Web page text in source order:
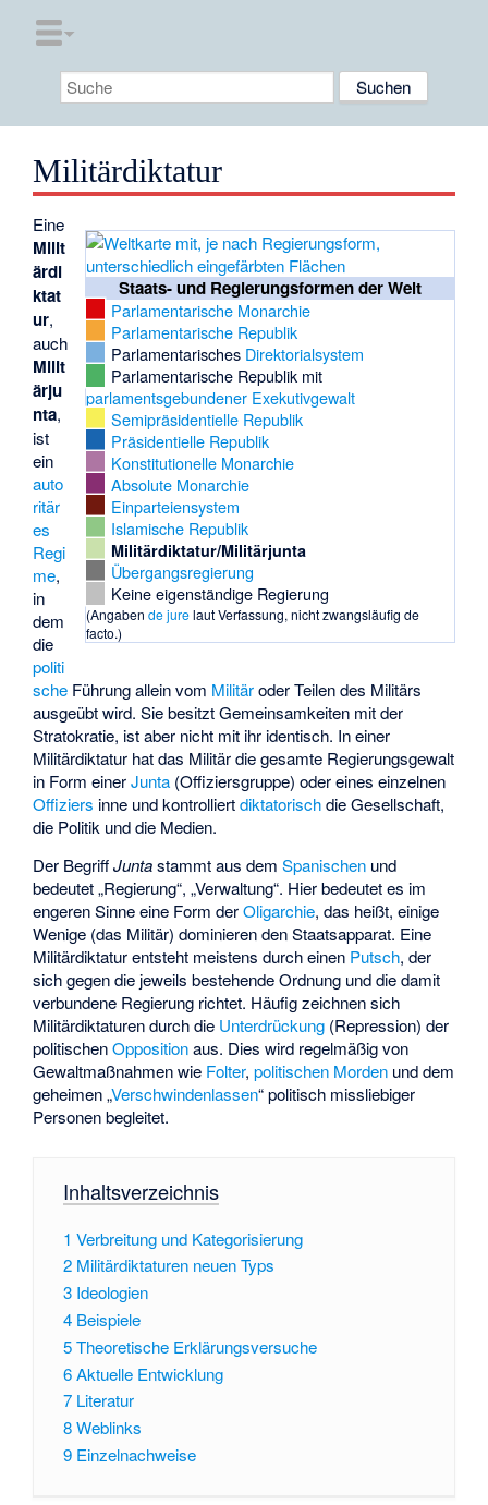
Militärdiktatur
Staats- und Regierungsformen der Welt
Parlamentarische Monarchie
Parlamentarische Republik
Parlamentarisches Direktorialsystem
Parlamentarische Republik mit
parlamentsgebundener Exekutivgewalt
Semipräsidentielle Republik
Präsidentielle Republik
Konstitutionelle Monarchie
Absolute Monarchie
Einparteiensystem
Islamische Republik
Militärdiktatur/Militärjunta
Übergangsregierung
Keine eigenständige Regierung
(Angaben de jurelaut Verfassung, nicht zwangsläufig de
facto.)
Eine
Milit
ärdi
ktat
ur,
auch
Milit
ärju
nta,
ist
ein
auto
ritär
es
Regi
me,
in
dem
die
politi
sche Führung allein vom Militäroder Teilen des Militärs
ausgeübt wird. Sie besitzt Gemeinsamkeiten mit der
Stratokratie, ist aber nicht mit ihr identisch. In einer
Militärdiktatur hat das Militär die gesamte Regierungsgewalt
in Form einerJunta (Offiziersgruppe) oder eines einzelnen
Offiziers inne und kontrolliertdiktatorischdie Gesellschaft,
die Politik und die Medien.
Der BegriffJuntastammt aus demSpanischen und
bedeutet „Regierung“, „Verwaltung“. Hier bedeutet es im
engeren Sinne eine Form derOligarchie, das heißt, einige
Wenige (das Militär) dominieren den Staatsapparat. Eine
Militärdiktatur entsteht meistens durch einen Putsch, der
sich gegen die jeweils bestehende Ordnung und die damit
verbundene Regierung richtet. Häufig zeichnen sich
Militärdiktaturen durch die Unterdrückung (Repression) der
politischenOppositionaus. Dies wird regelmäßig von
Gewaltmaßnahmen wie Folter,politischen Morden und dem
geheimen „Verschwindenlassen“ politisch missliebiger
Personen begleitet.
Inhaltsverzeichnis
1 Verbreitung und Kategorisierung
2 Militärdiktaturen neuen Typs
3 Ideologien
4 Beispiele
5Theoretische Erklärungsversuche
6Aktuelle Entwicklung
7 Literatur
8Weblinks
9 Einzelnachweise